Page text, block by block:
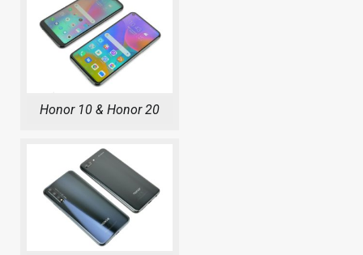
Honor 10 & Honor 20